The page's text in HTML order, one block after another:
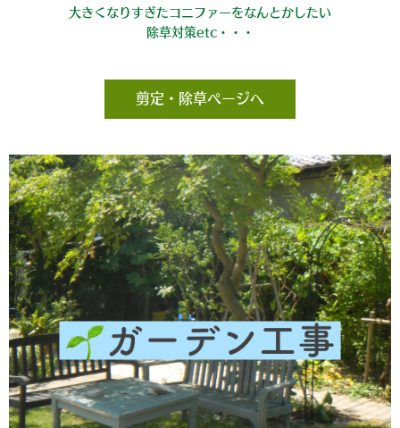
大きくなりすぎたコニファーをなんとかしたい
除草対策etc・・・
剪定・除草ページへ